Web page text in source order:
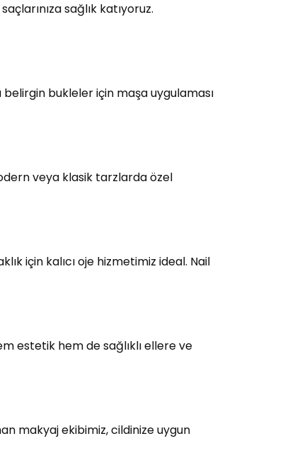
sağlık katıyoruz.
bukleler için maşa uygulaması
veya klasik tarzlarda özel
için kalıcı oje hizmetimiz ideal. Nail
estetik hem de sağlıklı ellere ve
makyaj ekibimiz, cildinize uygun